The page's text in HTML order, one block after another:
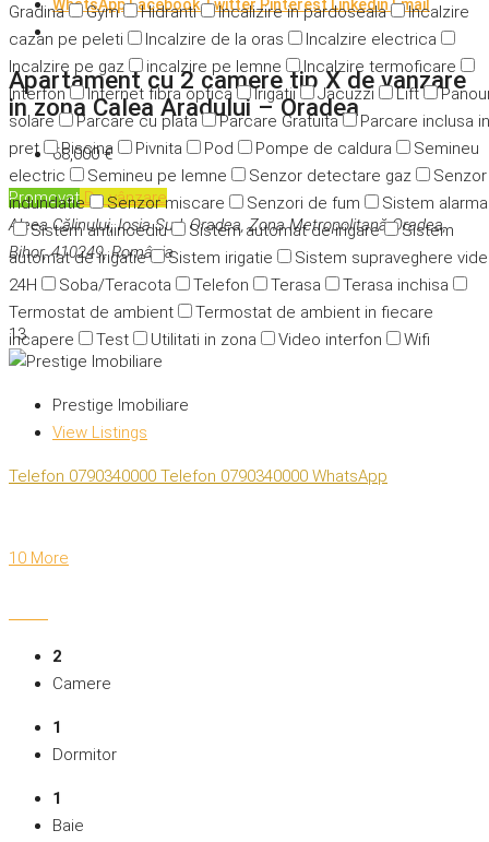
Gradina
Gym Hidranti Incalizire in pardoseala
Incalzire
cazan pe peleti
Incalzire de la oras
Incalzire electrica
Incalzire pe gaz
incalzire pe lemne
Incalzire termoficare
Interfon
Internet fibra optica Irigatii Jacuzzi Lift
solare
Parcare cu plata Parcare Gratuita
Parcare inclusa in
pret
Piscina Pivnita Pod Pompe de caldura
Semineu
electric
Semineu pe lemne Senzor detectare gaz
Senzor
indundatie
Senzor miscare Senzori de fum
Sistem alarma
Sistem antiincediu
Sistem automat de irigare
Sistem
automat de irigatie
Sistem irigatie
Sistem supraveghere
24H
Soba/Teracota Telefon Terasa
Terasa inchisa
Termostat de ambient
Termostat de ambient in fiecare
incapere
Test Utilitati in zona Video interfon Wifi
WhatsAppFacebookTwitter Pinterest LinkedinEmail
Apartament cu 2 camere tip X de vanzare
in zona Calea Aradului – Oradea
68,000 €
PromovatDe vânzare
Aleea Călinului, Ioșia Sud, Oradea, Zona Metropolitană Oradea,
Bihor, 410249, România
13
Prestige Imobiliare
View Listings
Telefon 0790340000 Telefon 0790340000 WhatsApp
10 More
2
Camere
1
Dormitor
1
Baie